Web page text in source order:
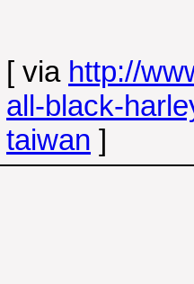
[ via http://
all-black-
taiwan ]